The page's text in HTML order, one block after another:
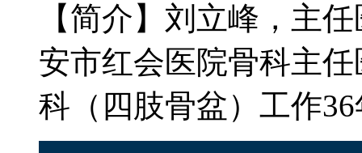
【简介】刘立峰，主
安市红会医院骨科主
科（四肢骨盆）工作